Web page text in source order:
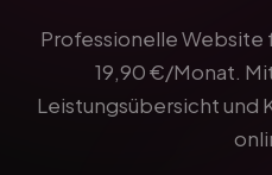
Professionelle
19,90 €/Monat.
Leistungsübersicht und